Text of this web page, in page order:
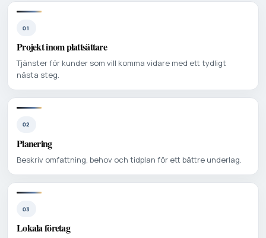
01
Projekt inom plattsättare
Tjänster för kunder som vill komma vidare med ett tydligt
nästa steg.
02
Planering
Beskriv omfattning, behov och tidplan för ett bättre underlag.
03
Lokala företag